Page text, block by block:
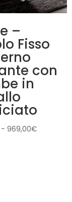
–
Fisso
con
in
- 969,00€